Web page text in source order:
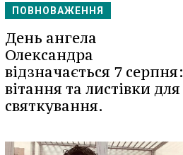
ПОВНОВАЖЕННЯ
День ангела
Олександра
відзначається 7 серпня:
вітання та листівки для
святкування.